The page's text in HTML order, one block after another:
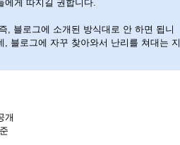
에게 따지길 권합니다.
, 블로그에 소개된 방식대로 안 하면 됩니
블로그에 자꾸 찾아와서 난리를 쳐대는 지
개